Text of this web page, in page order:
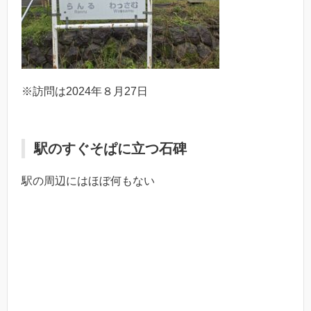
※訪問は2024年８月27日
駅のすぐそぱに立つ石碑
駅の周辺にはほぼ何もない